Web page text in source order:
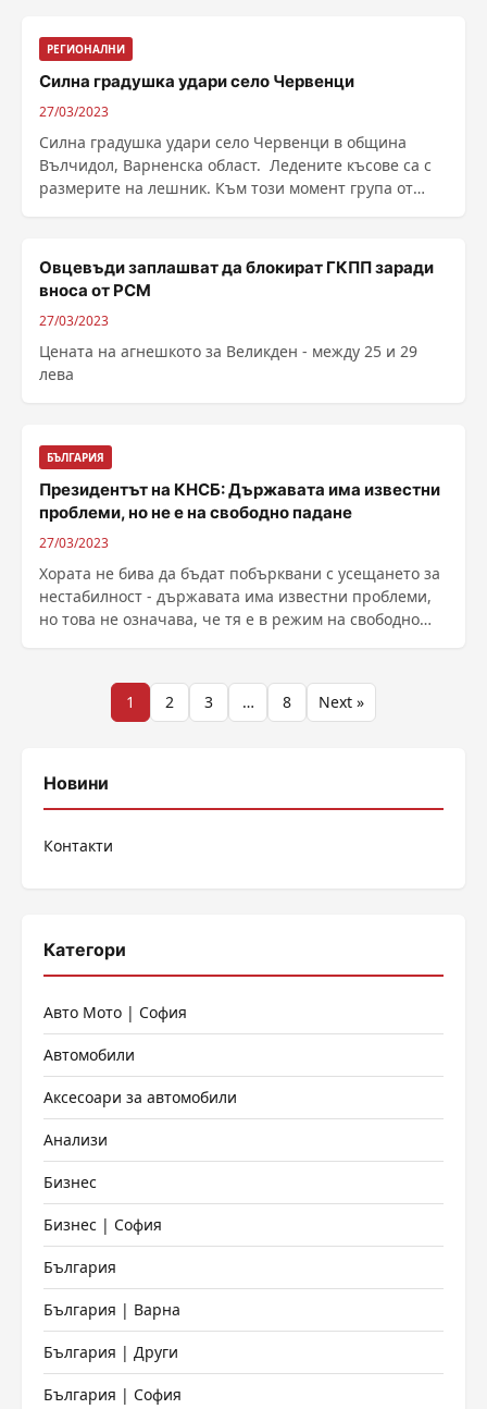
РЕГИОНАЛНИ
Силна градушка удари село Червенци
27/03/2023
Силна градушка удари село Червенци в община
Вълчидол, Варненска област. Ледените късове са с
размерите на лешник. Към този момент група от
Овцевъди заплашват да блокират ГКПП заради
вноса от РСМ
27/03/2023
Цената на агнешкото за Великден - между 25 и 29
лева
БЪЛГАРИЯ
Президентът на КНСБ: Държавата има известни
проблеми, но не е на свободно падане
27/03/2023
Хората не бива да бъдат побърквани с усещането за
нестабилност - държавата има известни проблеми,
но това не означава, че тя е в режим на свободно
Разделяне
публикациите
1 2 3 … 8 Next »
Новини
Контакти
Категори
Авто Мото | София
Автомобили
Аксесоари за автомобили
Анализи
Бизнес
Бизнес | София
България
България | Варна
България | Други
България | София